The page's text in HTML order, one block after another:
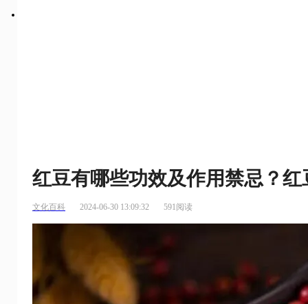
红豆有哪些功效及作用禁忌？
文化百科 2024-06-30 13:09:32 591阅读